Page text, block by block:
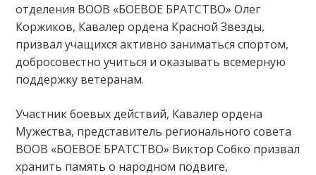
отделения ВООВ «БОЕВОЕ БРАТСТВО» Олег
Коржиков, Кавалер ордена Красной Звезды,
призвал учащихся активно заниматься спортом,
добросовестно учиться и оказывать всемерную
поддержку ветеранам.
Участник боевых действий, Кавалер ордена
Мужества, представитель регионального совета
ВООВ «БОЕВОЕ БРАТСТВО» Виктор Собко призвал
хранить память о народном подвиге,